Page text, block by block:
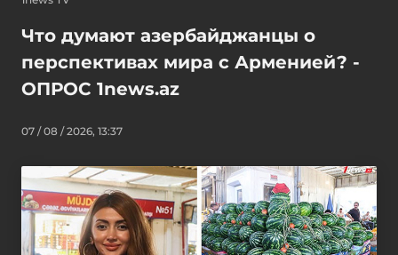
Что думают азербайджанцы о
перспективах мира с Арменией? -
ОПРОС 1news.az
07 / 08 / 2026, 13:37